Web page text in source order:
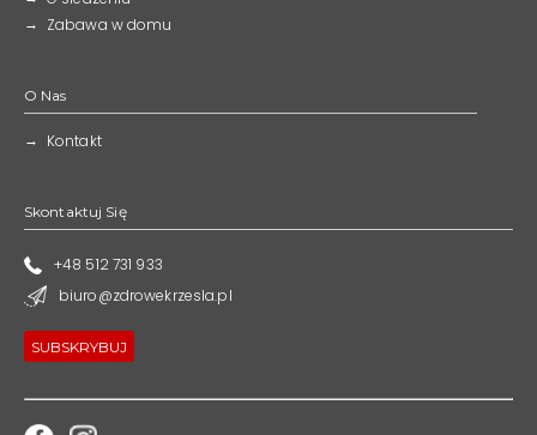
Zabawa w domu
O Nas
Kontakt
Skontaktuj Się
+48 512 731 933
biuro@zdrowekrzesla.pl
SUBSKRYBUJ